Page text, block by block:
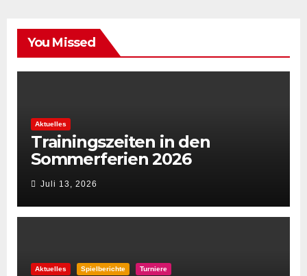
You Missed
Aktuelles
Trainingszeiten in den
Sommerferien 2026
Juli 13, 2026
Aktuelles Spielberichte Turniere